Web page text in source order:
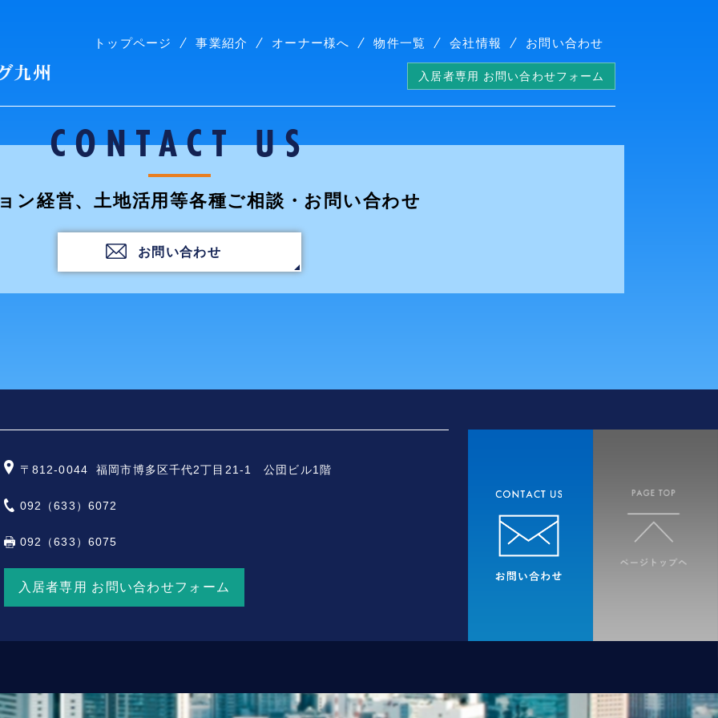
株式会社コープリビング九州
トップページ 事業紹介 オーナー様へ 物件一覧 会社情報 お問い合わせ
入居者専用 お問い合わせフォーム
CONTACT US
ン経営、土地活用等各種ご相談・お問い合わせ
お問い合わせ
〒812-0044 福岡市博多区千代2丁目21-1 公団ビル1階
092（633）6072
092（633）6075
入居者専用 お問い合わせフォーム